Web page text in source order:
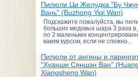
Пилюли Ци Желудка "Бу
Вань" (Buzhong Yiqi Wan)
Подскажите пожалуйста, вы
больших медовых шара 3 раза в
по 2 маленьких
каким курсом, если не сложно...
Пилюли от ангины и
"Хуанши Сяншэн Ван"
Xiangsheng Wan)